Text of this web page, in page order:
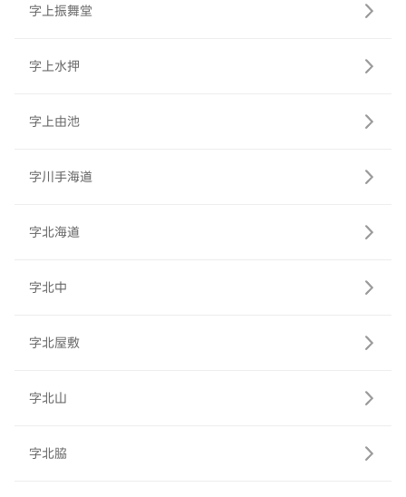
字上振舞堂
字上水押
字上由池
字川手海道
字北海道
字北中
字北屋敷
字北山
字北脇